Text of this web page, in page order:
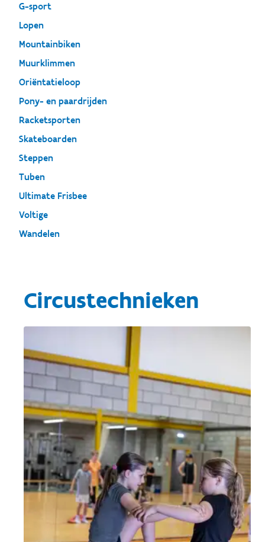
G-sport
Lopen
Mountainbiken
Muurklimmen
Oriëntatieloop
Pony- en paardrijden
Racketsporten
Skateboarden
Steppen
Tuben
Ultimate Frisbee
Voltige
Wandelen
Circustechnieken